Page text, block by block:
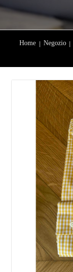
Home Negozio